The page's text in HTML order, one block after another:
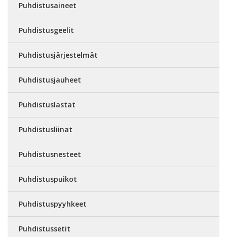
Puhdistusaineet
Puhdistusgeelit
Puhdistusjärjestelmät
Puhdistusjauheet
Puhdistuslastat
Puhdistusliinat
Puhdistusnesteet
Puhdistuspuikot
Puhdistuspyyhkeet
Puhdistussetit